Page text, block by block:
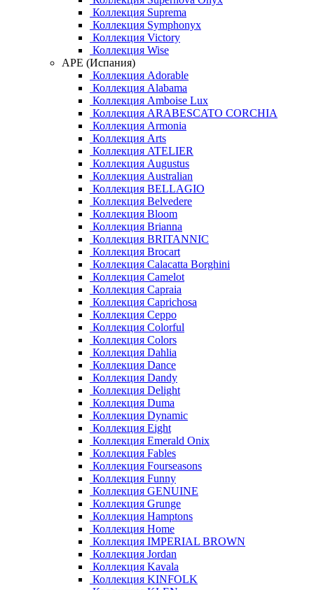
Коллекция Suprema
Коллекция Symphonyx
Коллекция Victory
Коллекция Wise
APE (Испания)
Коллекция Adorable
Коллекция Alabama
Коллекция Amboise Lux
Коллекция ARABESCATO CORCHIA
Коллекция Armonia
Коллекция Arts
Коллекция ATELIER
Коллекция Augustus
Коллекция Australian
Коллекция BELLAGIO
Коллекция Belvedere
Коллекция Bloom
Коллекция Brianna
Коллекция BRITANNIC
Коллекция Brocart
Коллекция Calacatta Borghini
Коллекция Camelot
Коллекция Capraia
Коллекция Caprichosa
Коллекция Ceppo
Коллекция Colorful
Коллекция Colors
Коллекция Dahlia
Коллекция Dance
Коллекция Dandy
Коллекция Delight
Коллекция Duma
Коллекция Dynamic
Коллекция Eight
Коллекция Emerald Onix
Коллекция Fables
Коллекция Fourseasons
Коллекция Funny
Коллекция GENUINE
Коллекция Grunge
Коллекция Hamptons
Коллекция Home
Коллекция IMPERIAL BROWN
Коллекция Jordan
Коллекция Kavala
Коллекция KINFOLK